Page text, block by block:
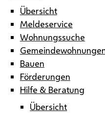
Übersicht
Meldeservice
Wohnungssuche
Bauen
Förderungen
Hilfe & Beratung
Übersicht